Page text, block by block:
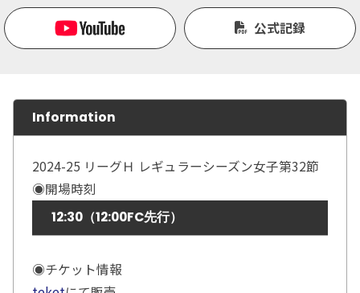
公式記録
Information
2024-25 リーグＨ レギュラーシーズン女子第32節
◉開場時刻
12:30（12:00FC先行）
◉チケット情報